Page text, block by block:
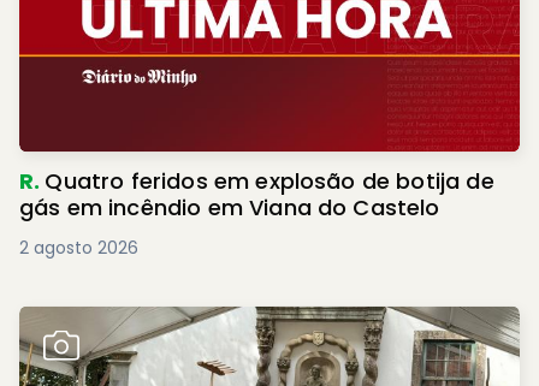
R. Quatro feridos em explosão de botija de
gás em incêndio em Viana do Castelo
2 agosto 2026